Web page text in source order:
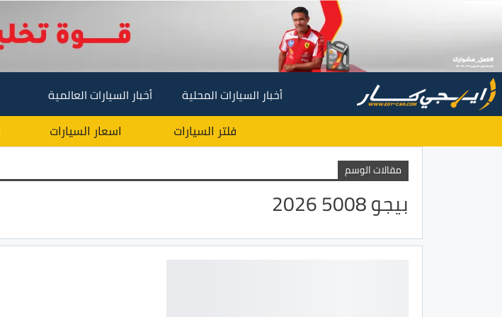
أخبار السيارات المحلية أخبار السيارات العالمية
فلتر السيارات اسعار السيارات
مقالات الوسم
بيجو 5008 2026